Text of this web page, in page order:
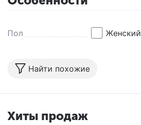
Пол Женский
Найти похожие
Хиты продаж